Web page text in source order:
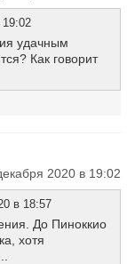
19:02
удачным
Как говорит
2020 в 19:02
в 18:57
До Пиноккио
хотя